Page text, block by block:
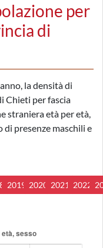
per
di
la densità di
Chieti per fascia
straniera età per età,
presenze maschili e
2019 2020 2021 2022